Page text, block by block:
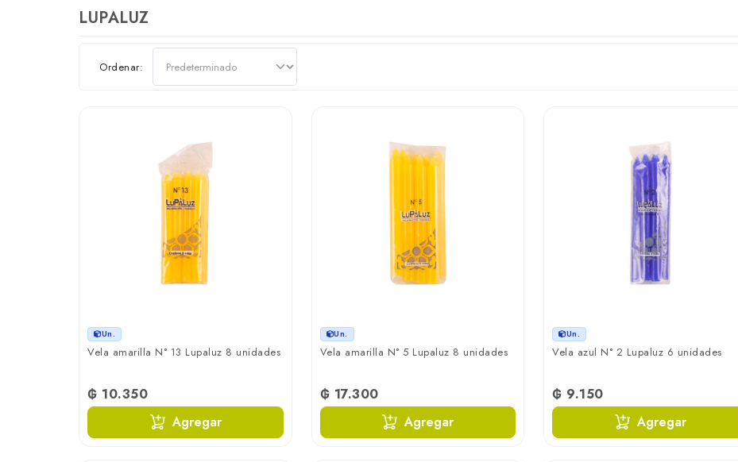
LUPALUZ
Ordenar:
Un.
Vela amarilla N° 13 Lupaluz 8 unidades
₲ 10.350
Agregar
Un.
Vela amarilla N° 5 Lupaluz 8 unidades
₲ 17.300
Agregar
Un.
Vela azul N° 2 Lupaluz 6 unidades
₲ 9.150
Agregar